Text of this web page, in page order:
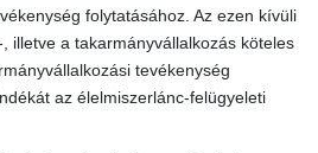
folytatásához. Az ezen kívüli
illetve a takarmányvállalkozás köteles
tevékenység
az élelmiszerlánc-felügyeleti